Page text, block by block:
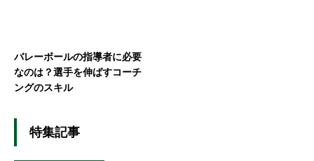
バレーボールの指導者に必要
なのは？選手を伸ばすコーチ
ングのスキル
特集記事